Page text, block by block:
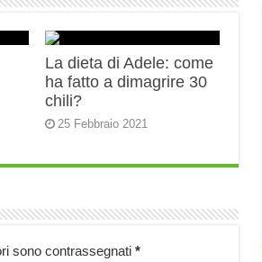
La dieta di Adele: come
ha fatto a dimagrire 30
chili?
25 Febbraio 2021
sono contrassegnati *